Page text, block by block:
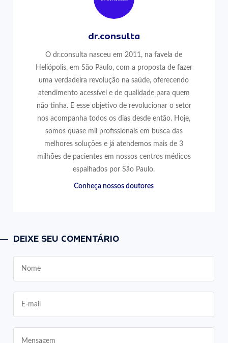
dr.consulta
O dr.consulta nasceu em 2011, na favela de
Heliópolis, em São Paulo, com a proposta de fazer
uma verdadeira revolução na saúde, oferecendo
atendimento acessível e de qualidade para quem
não tinha. E esse objetivo de revolucionar o setor
nos acompanha todos os dias desde então. Hoje,
somos quase mil profissionais em busca das
melhores soluções e já atendemos mais de 3
milhões de pacientes em nossos centros médicos
espalhados por São Paulo.
Conheça nossos doutores
DEIXE SEU COMENTÁRIO